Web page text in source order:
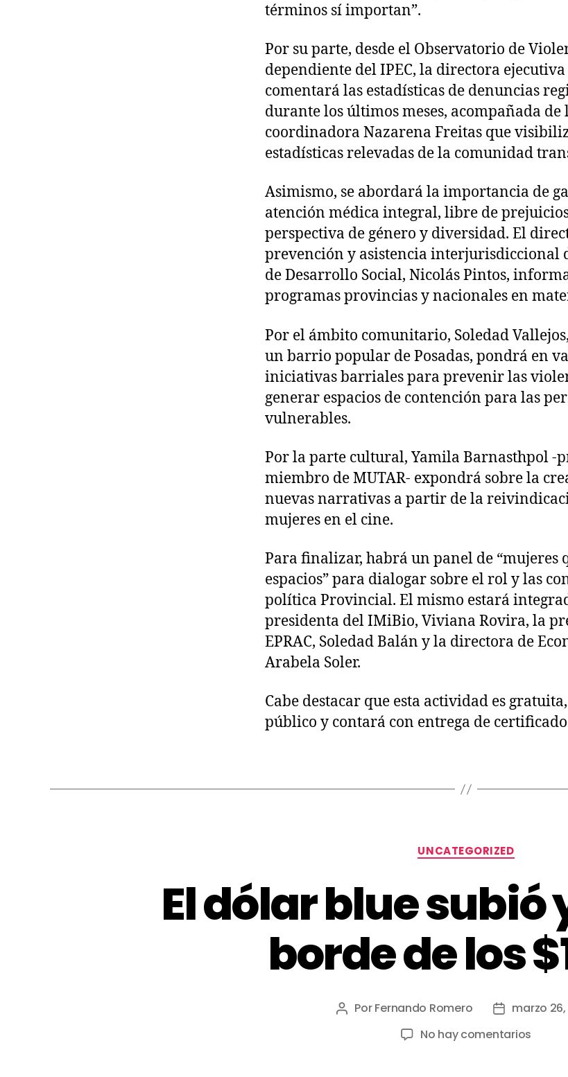
términos sí importan”.
Por su parte, desde el Observatorio de
dependiente del IPEC, la directora
comentará las estadísticas de denuncias
durante los últimos meses, acompañada de
coordinadora Nazarena Freitas que
estadísticas relevadas de la comunidad
Asimismo, se abordará la importancia de
atención médica integral, libre de
perspectiva de género y diversidad. El
prevención y asistencia interjurisdiccional
de Desarrollo Social, Nicolás Pintos,
programas provincias y nacionales en
Por el ámbito comunitario, Soledad
un barrio popular de Posadas, pondrá en
iniciativas barriales para prevenir las
generar espacios de contención para las
vulnerables.
Por la parte cultural, Yamila Barnasthpol -
miembro de MUTAR- expondrá sobre la
nuevas narrativas a partir de la
mujeres en el cine.
Para finalizar, habrá un panel de “mujeres
espacios” para dialogar sobre el rol y las
política Provincial. El mismo estará
presidenta del IMiBio, Viviana Rovira, la
EPRAC, Soledad Balán y la directora de
Arabela Soler.
Cabe destacar que esta actividad es
público y contará con entrega de
UNCATEGORIZED
El dólar blue subió
borde de los
PorFernando Romero
marzo
No hay comentarios